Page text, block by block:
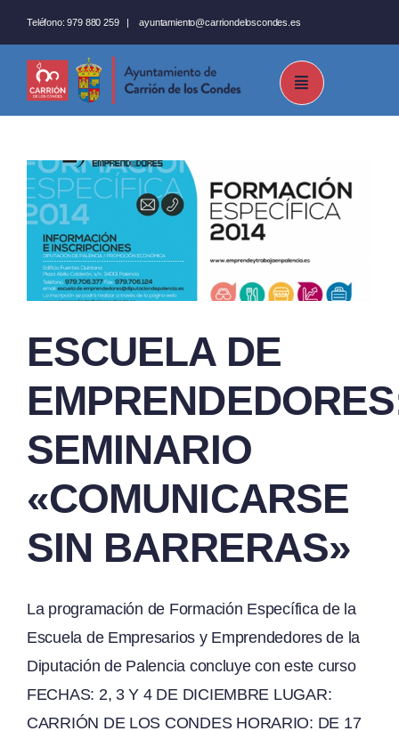
al
contenido
Teléfono: 979 880 259 |ayuntamiento@carriondeloscondes.es
ESCUELA DE
SEMINARIO
«COMUNICARSE
SIN BARRERAS»
La programación de Formación Específica de la
Escuela de Empresarios y Emprendedores de la
Diputación de Palencia concluye con este curso
FECHAS: 2, 3 Y 4 DE DICIEMBRE LUGAR:
CARRIÓN DE LOS CONDES HORARIO: DE 17